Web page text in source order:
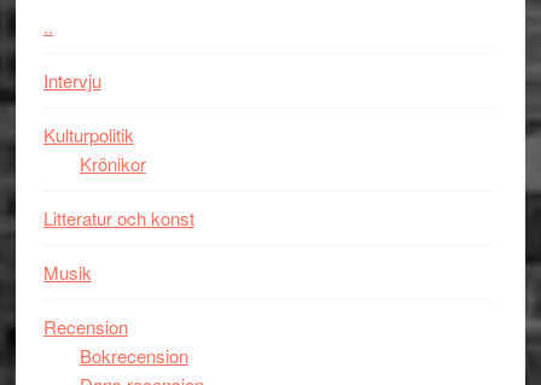
..
Intervju
Kulturpolitik
Krönikor
Litteratur och konst
Musik
Recension
Bokrecension